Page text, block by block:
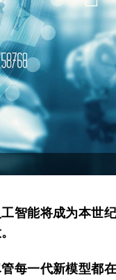
工智能将成为本世
每一代新模型都